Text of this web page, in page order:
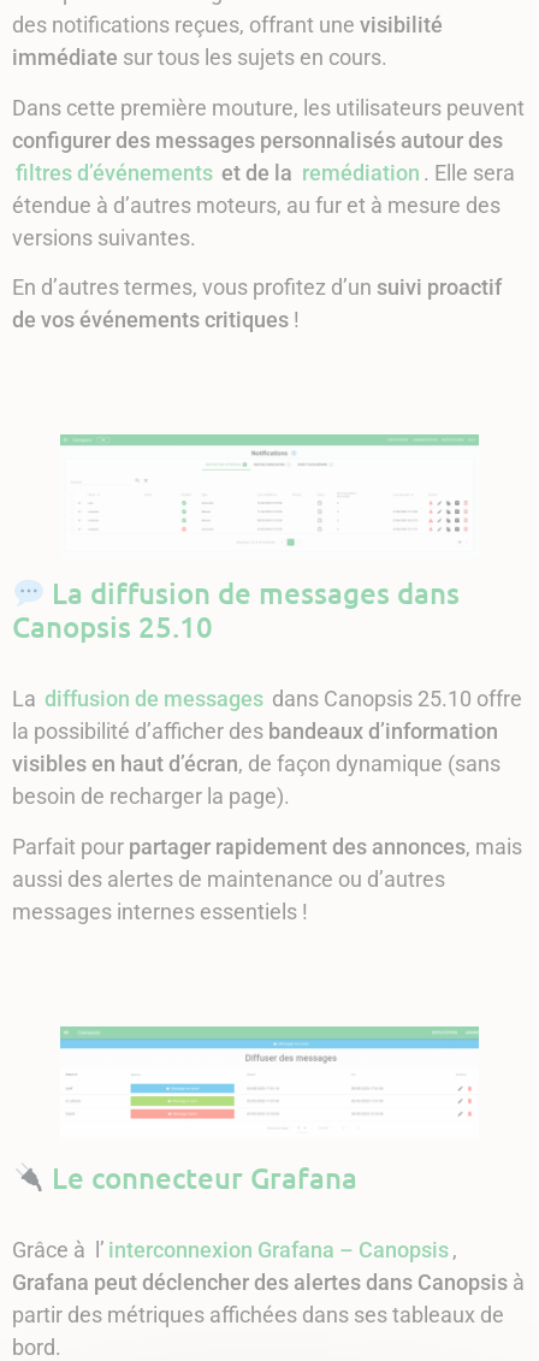
des notifications reçues, offrant une visibilité
immédiate sur tous les sujets en cours.
Dans cette première mouture, les utilisateurs peuvent
configurer des messages personnalisés autour des
filtres d’événements et de la remédiation . Elle sera
étendue à d’autres moteurs, au fur et à mesure des
versions suivantes.
En d’autres termes, vous profitez d’un suivi proactif
de vos événements critiques !
La diffusion de messages dans
Canopsis 25.10
La diffusion de messages dans Canopsis 25.10 offre
la possibilité d’afficher des bandeaux d’information
visibles en haut d’écran, de façon dynamique (sans
besoin de recharger la page).
Parfait pour partager rapidement des annonces, mais
aussi des alertes de maintenance ou d’autres
messages internes essentiels !
Le connecteur Grafana
Grâce à l’ interconnexion Grafana – Canopsis,
Grafana peut déclencher des alertes dans Canopsis à
partir des métriques affichées dans ses tableaux de
bord.